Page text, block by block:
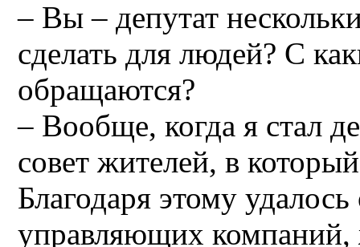
– Вы – депутат
сделать для людей? С
обращаются?
– Вообще, когда я стал
совет жителей, в
Благодаря этому
управляющих компаний,